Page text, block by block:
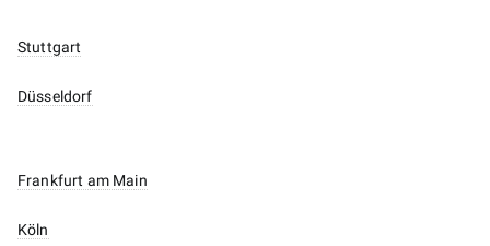
Stuttgart
Düsseldorf
Frankfurt am Main
Köln